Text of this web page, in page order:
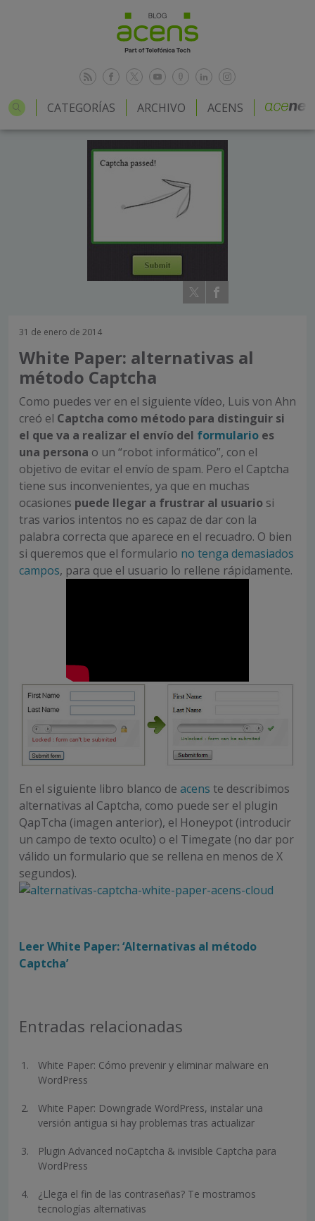
CATEGORÍAS ARCHIVO ACENS
31 de enero de 2014
White Paper: alternativas al
método Captcha
Como puedes ver en el siguiente vídeo, Luis von Ahn
creó el Captcha como método para distinguir si
el que va a realizar el envío del formulario es
una persona o un “robot informático”, con el
objetivo de evitar el envío de spam. Pero el Captcha
tiene sus inconvenientes, ya que en muchas
ocasiones puede llegar a frustrar al usuario si
tras varios intentos no es capaz de dar con la
palabra correcta que aparece en el recuadro. O bien
si queremos que el formulario no tenga demasiados
campos, para que el usuario lo rellene rápidamente.
En el siguiente libro blanco de acens te describimos
alternativas al Captcha, como puede ser el plugin
QapTcha (imagen anterior), el Honeypot (introducir
un campo de texto oculto) o el Timegate (no dar por
válido un formulario que se rellena en menos de X
segundos).
Leer White Paper: ‘Alternativas al método
Captcha’
Entradas relacionadas
White Paper: Cómo prevenir y eliminar malware en
WordPress
White Paper: Downgrade WordPress, instalar una
versión antigua si hay problemas tras actualizar
Plugin Advanced noCaptcha & invisible Captcha para
WordPress
¿Llega el fin de las contraseñas? Te mostramos
tecnologías alternativas